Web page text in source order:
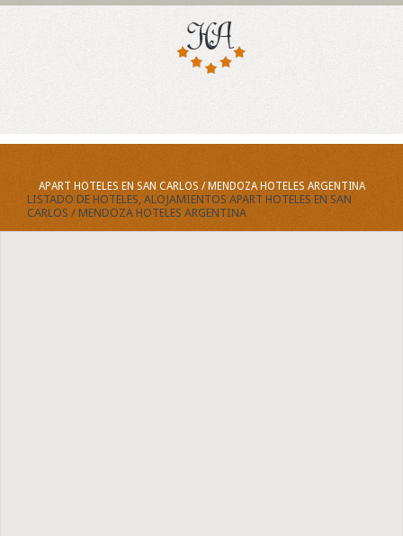
APART HOTELES EN SAN CARLOS / MENDOZA HOTELES ARGENTINA
LISTADO DE HOTELES, ALOJAMIENTOS APART HOTELES EN SAN
CARLOS / MENDOZA HOTELES ARGENTINA